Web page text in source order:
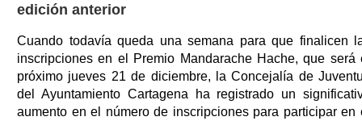
edición anterior
Cuando todavía queda una semana para que finalicen
inscripciones en el Premio Mandarache Hache, que será
próximo jueves 21 de diciembre, la Concejalía de
del Ayuntamiento Cartagena ha registrado un
aumento en el número de inscripciones para participar en